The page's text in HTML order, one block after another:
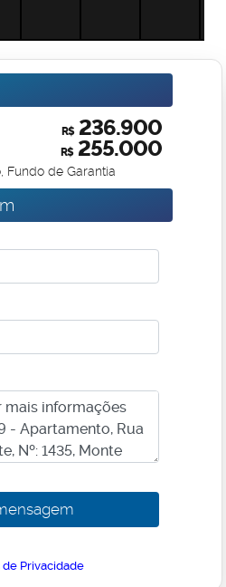
R$236.900
R$255.000
Fundo de Garantia
de Privacidade